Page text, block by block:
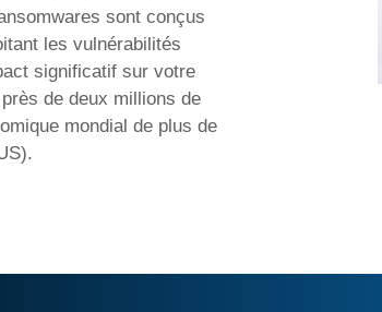
sont conçus
les vulnérabilités
significatif sur votre
de deux millions de
mondial de plus de